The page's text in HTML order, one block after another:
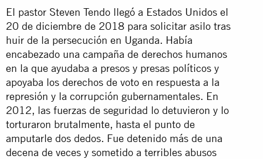
El pastor Steven Tendo llegó a Estados Unidos el
20 de diciembre de 2018 para solicitar asilo tras
huir de la persecución en Uganda. Había
encabezado una campaña de derechos humanos
en la que ayudaba a presos y presas políticos y
apoyaba los derechos de voto en respuesta a la
represión y la corrupción gubernamentales. En
2012, las fuerzas de seguridad lo detuvieron y lo
torturaron brutalmente, hasta el punto de
amputarle dos dedos. Fue detenido más de una
decena de veces y sometido a terribles abusos